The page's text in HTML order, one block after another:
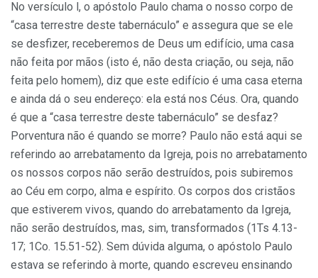
No versículo l, o apóstolo Paulo chama o nosso corpo de
“casa terrestre deste tabernáculo” e assegura que se ele
se desfizer, receberemos de Deus um edifício, uma casa
não feita por mãos (isto é, não desta criação, ou seja, não
feita pelo homem), diz que este edifício é uma casa eterna
e ainda dá o seu endereço: ela está nos Céus. Ora, quando
é que a “casa terrestre deste tabernáculo” se desfaz?
Porventura não é quando se morre? Paulo não está aqui se
referindo ao arrebatamento da Igreja, pois no arrebatamento
os nossos corpos não serão destruídos, pois subiremos
ao Céu em corpo, alma e espírito. Os corpos dos cristãos
que estiverem vivos, quando do arrebatamento da Igreja,
não serão destruídos, mas, sim, transformados (1Ts 4.13-
17; 1Co. 15.51-52). Sem dúvida alguma, o apóstolo Paulo
estava se referindo à morte, quando escreveu ensinando